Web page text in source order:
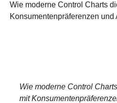
Wie moderne Control Charts
Konsumentenpräferenzen
Wie moderne Control
mit